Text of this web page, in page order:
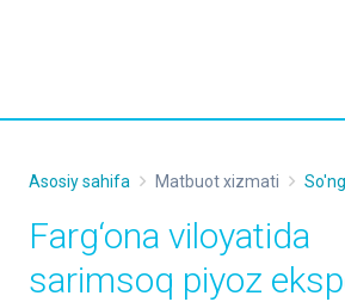
Asosiy sahifa Matbuot xizmati
Farg‘ona viloyatida
sarimsoq piyoz